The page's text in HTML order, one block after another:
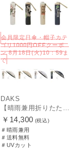
会員限定日傘・帽子カテ
ゴリ1000円OFFクーポ
ン 8月18日(火)10：59ま
で
DAKS
【晴雨兼用折りたたみ日傘】ダックス（DAKS）街並み 遮光100％ UV100％ 軽量 日本製
￥14,300 (税込)
＃晴雨兼用
＃送料無料
＃UVカット